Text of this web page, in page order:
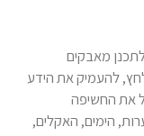
לתכנן מאבקים
להעמיק את הידע
את החשיפה
הימים, האקלים,